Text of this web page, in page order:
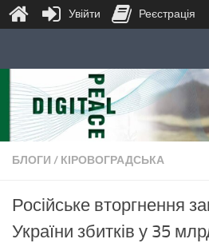
Skip to content
БЛОГИ / КІРОВОГРАДСЬКА
Російське вторгнення
України збитків у 35
Увійти Реєстрація